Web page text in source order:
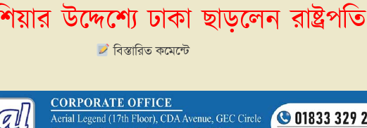
উদ্দেশ্যে ঢাকা ছাড়লেন রাষ্ট্রপতি
বিস্তারিত কমেন্টে